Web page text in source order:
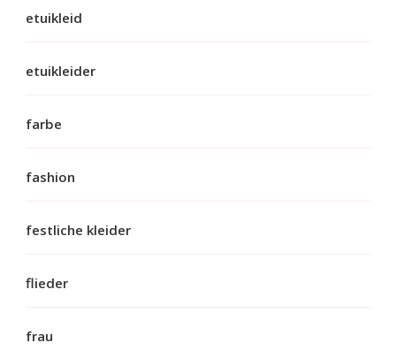
etuikleid
etuikleider
farbe
fashion
festliche kleider
flieder
frau